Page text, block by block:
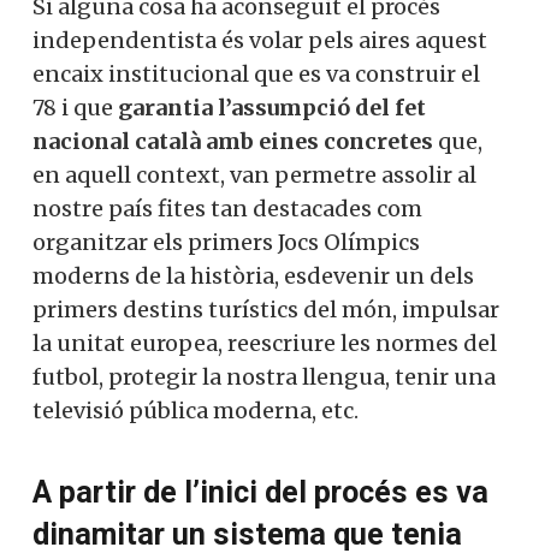
Si alguna cosa ha aconseguit el procés
independentista és volar pels aires aquest
encaix institucional que es va construir el
78 i que garantia l’assumpció del fet
nacional català amb eines concretes que,
en aquell context, van permetre assolir al
nostre país fites tan destacades com
organitzar els primers Jocs Olímpics
moderns de la història, esdevenir un dels
primers destins turístics del món, impulsar
la unitat europea, reescriure les normes del
futbol, protegir la nostra llengua, tenir una
televisió pública moderna, etc.
A partir de l’inici del procés es va
dinamitar un sistema que tenia